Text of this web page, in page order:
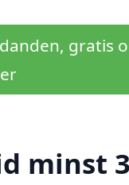
gratis
minst 3